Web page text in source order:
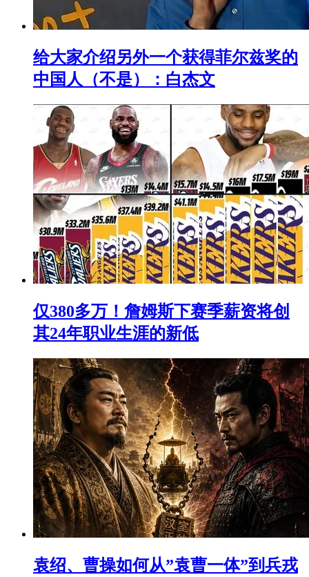
给大家介绍另外一个获得菲尔兹奖的
中国人（不是）：白杰文
仅380多万！詹姆斯下赛季薪资将创
其24年职业生涯的新低
袁绍、曹操如何从”袁曹一体”到兵戎